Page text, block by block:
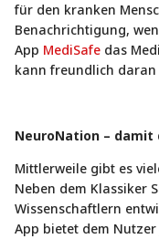
für den kranken
Benachrichtigung,
App MediSafe das
kann freundlich
NeuroNation –
Mittlerweile gibt es
Neben dem Klassiker
Wissenschaftlern
App bietet dem